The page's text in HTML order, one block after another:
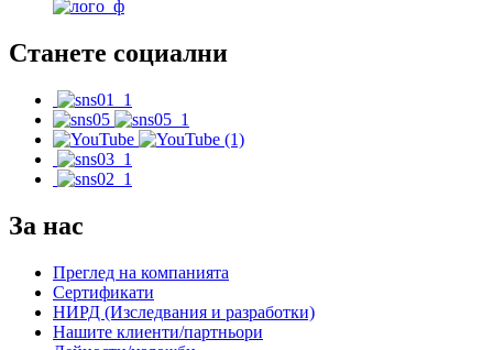
Станете социални
За нас
Преглед на компанията
Сертификати
НИРД (Изследвания и разработки)
Нашите клиенти/партньори